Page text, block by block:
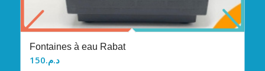
Fontaines à eau Rabat
د.م.150